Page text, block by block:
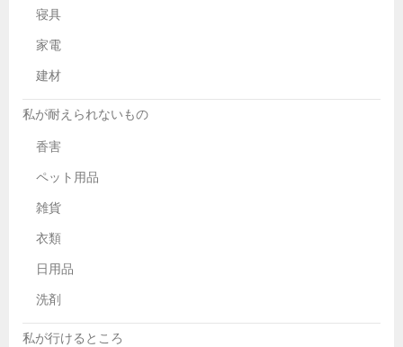
寝具
家電
建材
私が耐えられないもの
香害
ペット用品
雑貨
衣類
日用品
洗剤
私が行けるところ